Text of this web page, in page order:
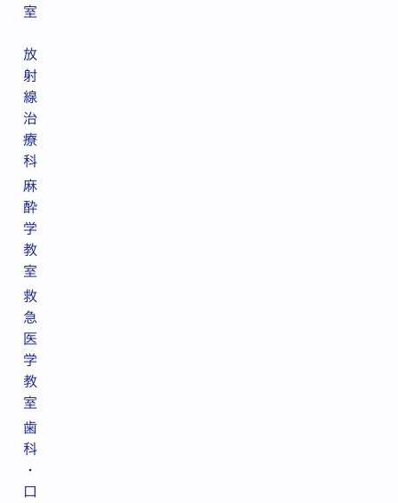
室
放
射
線
治
療
科
麻
酔
学
教
室
救
急
医
学
教
室
歯
科
・
口